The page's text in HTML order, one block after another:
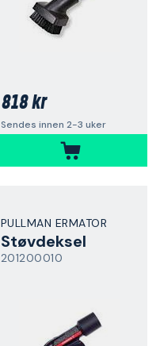
818 kr
Sendes innen 2-3 uker
PULLMAN ERMATOR
Støvdeksel
201200010